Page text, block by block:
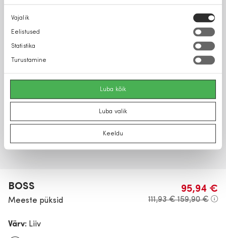
Nõusoleku
valik
Vajalik
Eelistused
Statistika
Turustamine
Luba kõik
Luba valik
Keeldu
BOSS
Meeste püksid
95,94 €
111,93 €159,90 €
Värv: Liiv